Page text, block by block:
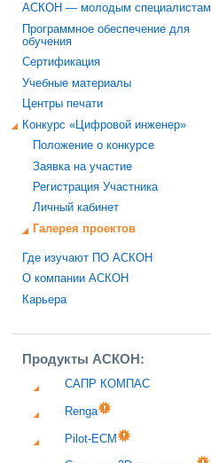
АСКОН — молодым специалистам
Программное обеспечение для
обучения
Сертификация
Учебные материалы
Центры печати
Конкурс «Цифровой инженер»
Положение о конкурсе
Заявка на участие
Регистрация Участника
Личный кабинет
Галерея проектов
Где изучают ПО АСКОН
О компании АСКОН
Карьера
Продукты АСКОН:
САПР КОМПАС
Renga
Pilot-ECM